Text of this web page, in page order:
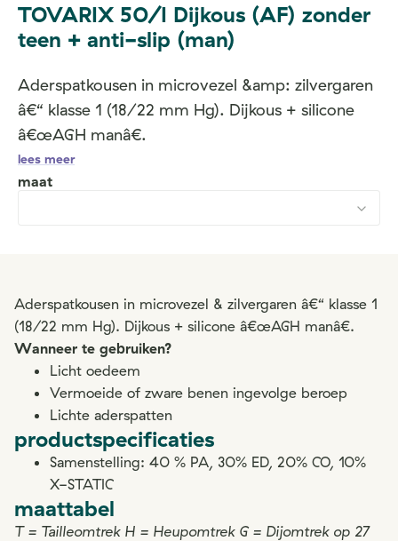
TOVARIX 50/I Dijkous (AF) zonder
teen + anti-slip (man)
Aderspatkousen in microvezel &amp: zilvergaren
â€“ klasse 1 (18/22 mm Hg). Dijkous + silicone
â€œAGH manâ€.
lees meer
maat
Aderspatkousen in microvezel & zilvergaren â€“ klasse 1
(18/22 mm Hg). Dijkous + silicone â€œAGH manâ€.
Wanneer te gebruiken?
Licht oedeem
Vermoeide of zware benen ingevolge beroep
Lichte aderspatten
productspecificaties
Samenstelling: 40 % PA, 30% ED, 20% CO, 10%
X-STATIC
maattabel
T = Tailleomtrek H = Heupomtrek G = Dijomtrek op 27